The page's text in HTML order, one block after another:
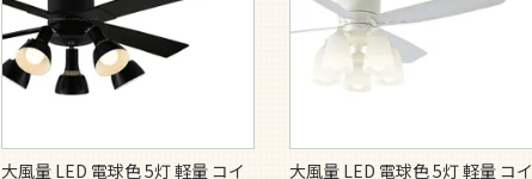
大風量 LED 電球色 5灯 軽量 コイ
大風量 LED 電球色 5灯 軽量 コイ